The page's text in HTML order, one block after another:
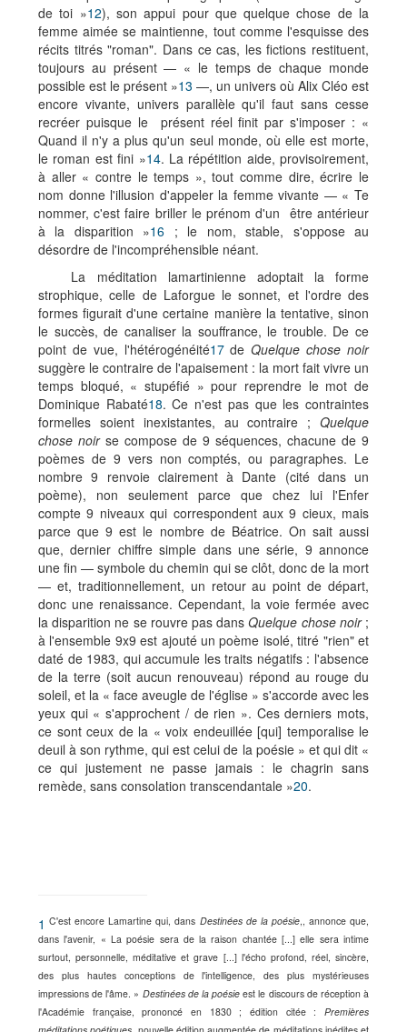
de toi »12), son appui pour que quelque chose de la
femme aimée se maintienne, tout comme l'esquisse des
récits titrés "roman". Dans ce cas, les fictions restituent,
toujours au présent — « le temps de chaque monde
possible est le présent »13 —, un univers où Alix Cléo est
encore vivante, univers parallèle qu'il faut sans cesse
recréer puisque le présent réel finit par s'imposer : «
Quand il n'y a plus qu'un seul monde, où elle est morte,
le roman est fini »14. La répétition aide, provisoirement,
à aller « contre le temps », tout comme dire, écrire le
nom donne l'illusion d'appeler la femme vivante — « Te
nommer, c'est faire briller le prénom d'un être antérieur
à la disparition »16 ; le nom, stable, s'oppose au
désordre de l'incompréhensible néant.
La méditation lamartinienne adoptait la forme
strophique, celle de Laforgue le sonnet, et l'ordre des
formes figurait d'une certaine manière la tentative, sinon
le succès, de canaliser la souffrance, le trouble. De ce
point de vue, l'hétérogénéité17deQuelque chose noir
suggère le contraire de l'apaisement : la mort fait vivre un
temps bloqué, « stupéfié » pour reprendre le mot de
Dominique Rabaté18. Ce n'est pas que les contraintes
formelles soient inexistantes, au contraire ; Quelque
chose noirse compose de 9 séquences, chacune de 9
poèmes de 9 vers non comptés, ou paragraphes. Le
nombre 9 renvoie clairement à Dante (cité dans un
poème), non seulement parce que chez lui l'Enfer
compte 9 niveaux qui correspondent aux 9 cieux, mais
parce que 9 est le nombre de Béatrice. On sait aussi
que, dernier chiffre simple dans une série, 9 annonce
une fin — symbole du chemin qui se clôt, donc de la mort
— et, traditionnellement, un retour au point de départ,
donc une renaissance. Cependant, la voie fermée avec
la disparition ne se rouvre pas dansQuelque chose noir;
à l'ensemble 9x9 est ajouté un poème isolé, titré "rien" et
daté de 1983, qui accumule les traits négatifs : l'absence
de la terre (soit aucun renouveau) répond au rouge du
soleil, et la « face aveugle de l'église » s'accorde avec les
yeux qui « s'approchent / de rien ». Ces derniers mots,
ce sont ceux de la « voix endeuillée [qui] temporalise le
deuil à son rythme, qui est celui de la poésie » et qui dit «
ce qui justement ne passe jamais : le chagrin sans
remède, sans consolation transcendantale »20.
1 C'est encore Lamartine qui, dans Destinées de la poésie,, annonce que,
dans l'avenir, « La poésie sera de la raison chantée [...] elle sera intime
surtout, personnelle, méditative et grave [...] l'écho profond, réel, sincère,
des plus hautes conceptions de l'intelligence, des plus mystérieuses
impressions de l'âme. » Destinées de la poésieest le discours de réception à
l'Académie française, prononcé en 1830 ; édition citée : Premières